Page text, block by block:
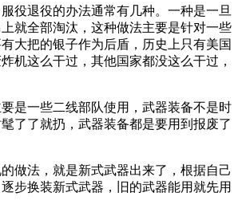
役退役的办法通常有几种。一种是一旦
就全部淘汰，这种做法主要是针对一些
大把的银子作为后盾，历史上只有美国
机这么干过，其他国家都没这么干过，
是一些二线部队使用，武器装备不是时
了了就扔，武器装备都是要用到报废了
做法，就是新式武器出来了，根据自己
步换装新式武器，旧的武器能用就先用